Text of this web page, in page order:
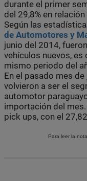
durante el primer
del 29,8% en
Según las
de Automotores y
junio del 2014,
vehículos nuevos, es
mismo periodo del
En el pasado mes
volvieron a ser el
automotor
importación del
pick ups, con el
Para leer la